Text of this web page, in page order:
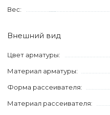
Вес:
Внешний вид
Цвет арматуры:
Материал арматуры:
Форма рассеивателя:
Материал рассеивателя: